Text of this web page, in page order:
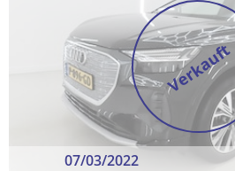
Verkauft
07/03/2022